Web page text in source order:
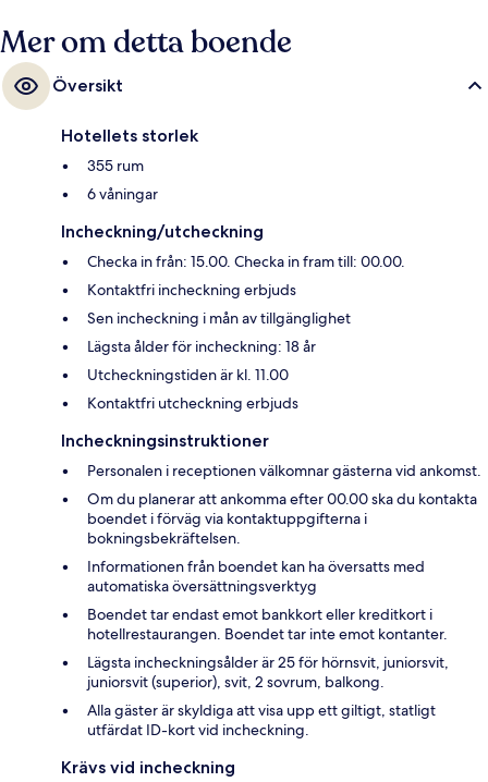
Mer om detta boende
Översikt
Hotellets storlek
355 rum
6 våningar
Incheckning/utcheckning
Checka in från: 15.00. Checka in fram till: 00.00.
Kontaktfri incheckning erbjuds
Sen incheckning i mån av tillgänglighet
Lägsta ålder för incheckning: 18 år
Utcheckningstiden är kl. 11.00
Kontaktfri utcheckning erbjuds
Incheckningsinstruktioner
Personalen i receptionen välkomnar gästerna vid ankomst.
Om du planerar att ankomma efter 00.00 ska du kontakta
boendet i förväg via kontaktuppgifterna i
bokningsbekräftelsen.
Informationen från boendet kan ha översatts med
automatiska översättningsverktyg
Boendet tar endast emot bankkort eller kreditkort i
hotellrestaurangen. Boendet tar inte emot kontanter.
Lägsta incheckningsålder är 25 för hörnsvit, juniorsvit,
juniorsvit (superior), svit, 2 sovrum, balkong.
Alla gäster är skyldiga att visa upp ett giltigt, statligt
utfärdat ID-kort vid incheckning.
Krävs vid incheckning